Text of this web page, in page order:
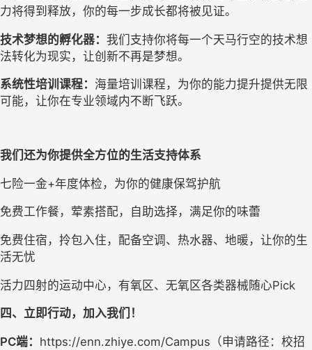
力将得到释放，你的每一步成长都将被见证。
技术梦想的孵化器： 我们支持你将每一个天马行空的技术想
法转化为现实，让创新不再是梦想。
系统性培训课程： 海量培训课程，为你的能力提升提供无限
可能，让你在专业领域内不断飞跃。
我们还为你提供全方位的生活支持体系
七险一金+年度体检，为你的健康保驾护航
免费工作餐，荤素搭配，自助选择，满足你的味蕾
免费住宿，拎包入住，配备空调、热水器、地暖，让你的生
活无忧
活力四射的运动中心，有氧区、无氧区各类器械随心Pick
四 、立即行动，加入我们！
PC端： https://enn.zhiye.com/Campus（申请路径：校招